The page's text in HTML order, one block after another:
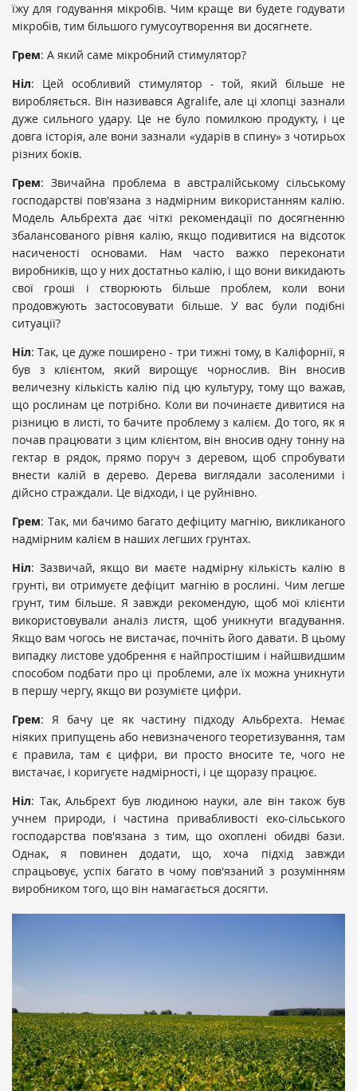
їжу для годування мікробів. Чим краще ви будете годувати
мікробів, тим більшого гумусоутворення ви досягнете.
Грем: А який саме мікробний стимулятор?
Ніл: Цей особливий стимулятор - той, який більше не
виробляється. Він називався Agralife, але ці хлопці зазнали
дуже сильного удару. Це не було помилкою продукту, і це
довга історія, але вони зазнали «ударів в спину» з чотирьох
різних боків.
Грем: Звичайна проблема в австралійському сільському
господарстві пов'язана з надмірним використанням калію.
Модель Альбрехта дає чіткі рекомендації по досягненню
збалансованого рівня калію, якщо подивитися на відсоток
насиченості основами. Нам часто важко переконати
виробників, що у них достатньо калію, і що вони викидають
свої гроші і створюють більше проблем, коли вони
продовжують застосовувати більше. У вас були подібні
ситуації?
Ніл: Так, це дуже поширено - три тижні тому, в Каліфорнії, я
був з клієнтом, який вирощує чорнослив. Він вносив
величезну кількість калію під цю культуру, тому що важав,
що рослинам це потрібно. Коли ви починаєте дивитися на
різницю в листі, то бачите проблему з калієм. До того, як я
почав працювати з цим клієнтом, він вносив одну тонну на
гектар в рядок, прямо поруч з деревом, щоб спробувати
внести калій в дерево. Дерева виглядали засоленими і
дійсно страждали. Це відходи, і це руйнівно.
Грем: Так, ми бачимо багато дефіциту магнію, викликаного
надмірним калієм в наших легших грунтах.
Ніл: Зазвичай, якщо ви маєте надмірну кількість калію в
грунті, ви отримуєте дефіцит магнію в рослині. Чим легше
грунт, тим більше. Я завжди рекомендую, щоб мої клієнти
використовували аналіз листя, щоб уникнути вгадування.
Якщо вам чогось не вистачає, почніть його давати. В цьому
випадку листове удобрення є найпростішим і найшвидшим
способом подбати про ці проблеми, але їх можна уникнути
в першу чергу, якщо ви розумієте цифри.
Грем: Я бачу це як частину підходу Альбрехта. Немає
ніяких припущень або невизначеного теоретизування, там
є правила, там є цифри, ви просто вносите те, чого не
вистачає, і коригуєте надмірності, і це щоразу працює.
Ніл: Так, Альбрехт був людиною науки, але він також був
учнем природи, і частина привабливості еко-сільського
господарства пов'язана з тим, що охоплені обидві бази.
Однак, я повинен додати, що, хоча підхід завжди
спрацьовує, успіх багато в чому пов'язаний з розумінням
виробником того, що він намагається досягти.